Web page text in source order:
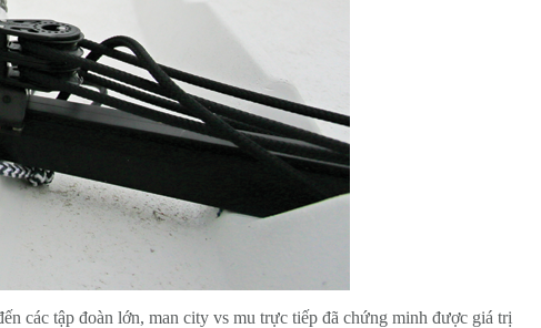
các tập đoàn lớn, man city vs mu trực tiếp đã chứng minh được giá trị